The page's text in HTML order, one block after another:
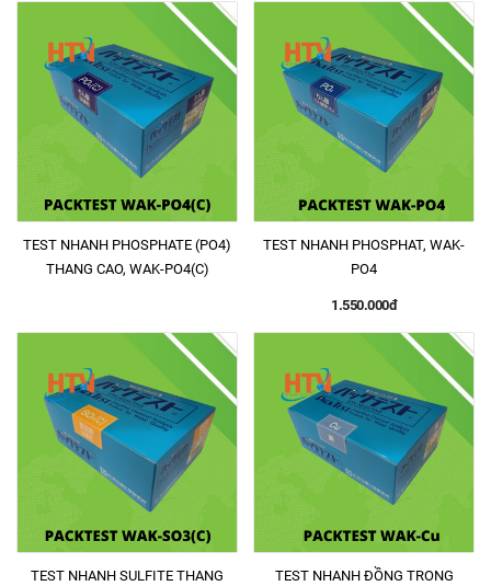
TEST NHANH PHOSPHATE (PO4)
THANG CAO, WAK-PO4(C)
TEST NHANH PHOSPHAT, WAK-
PO4
1.550.000đ
TEST NHANH SULFITE THANG
TEST NHANH ĐỒNG TRONG